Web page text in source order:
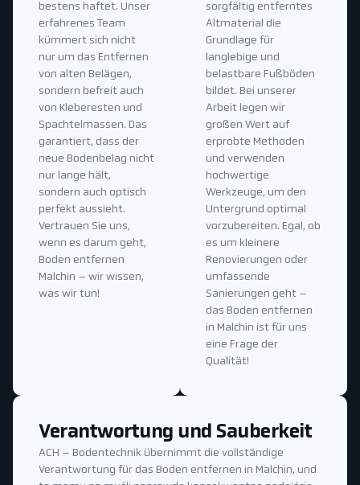
sorgfältig entferntes
Altmaterial die
Grundlage für
langlebige und
belastbare Fußböden
bildet. Bei unserer
Arbeit legen wir
großen Wert auf
erprobte Methoden
und verwenden
hochwertige
Werkzeuge, um den
Untergrund optimal
vorzubereiten. Egal, ob
es um kleinere
Renovierungen oder
umfassende
Sanierungen geht –
das Boden entfernen
in Malchin ist für uns
eine Frage der
Qualität!
bestens haftet. Unser
erfahrenes Team
kümmert sich nicht
nur um das Entfernen
von alten Belägen,
sondern befreit auch
von Kleberesten und
Spachtelmassen. Das
garantiert, dass der
neue Bodenbelag nicht
nur lange hält,
sondern auch optisch
perfekt aussieht.
Vertrauen Sie uns,
wenn es darum geht,
Boden entfernen
Malchin – wir wissen,
was wir tun!
Verantwortung und Sauberkeit
ACH – Bodentechnik übernimmt die vollständige
Verantwortung für das Boden entfernen in Malchin, und